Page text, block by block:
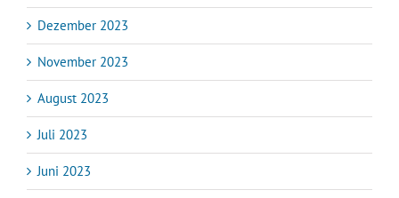
Dezember 2023
November 2023
August 2023
Juli 2023
Juni 2023